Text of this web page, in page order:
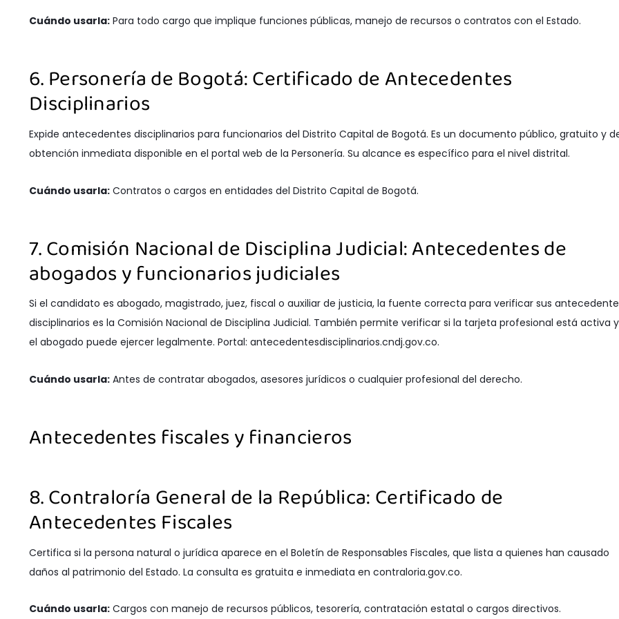
Cuándo usarla: Para todo cargo que implique funciones públicas, manejo de recursos o contratos con el Estado.
6. Personería de Bogotá: Certificado de Antecedentes
Disciplinarios
Expide antecedentes disciplinarios para funcionarios del Distrito Capital de Bogotá. Es un documento público, gratuito y
obtención inmediata disponible en el portal web de la Personería. Su alcance es específico para el nivel distrital.
Cuándo usarla: Contratos o cargos en entidades del Distrito Capital de Bogotá.
7. Comisión Nacional de Disciplina Judicial: Antecedentes de
abogados y funcionarios judiciales
Si el candidato es abogado, magistrado, juez, fiscal o auxiliar de justicia, la fuente correcta para verificar sus
disciplinarios es la Comisión Nacional de Disciplina Judicial. También permite verificar si la tarjeta profesional está activa
el abogado puede ejercer legalmente. Portal: antecedentesdisciplinarios.cndj.gov.co.
Cuándo usarla: Antes de contratar abogados, asesores jurídicos o cualquier profesional del derecho.
Antecedentes fiscales y financieros
8. Contraloría General de la República: Certificado de
Antecedentes Fiscales
Certifica si la persona natural o jurídica aparece en el Boletín de Responsables Fiscales, que lista a quienes han causado
daños al patrimonio del Estado. La consulta es gratuita e inmediata en contraloria.gov.co.
Cuándo usarla: Cargos con manejo de recursos públicos, tesorería, contratación estatal o cargos directivos.